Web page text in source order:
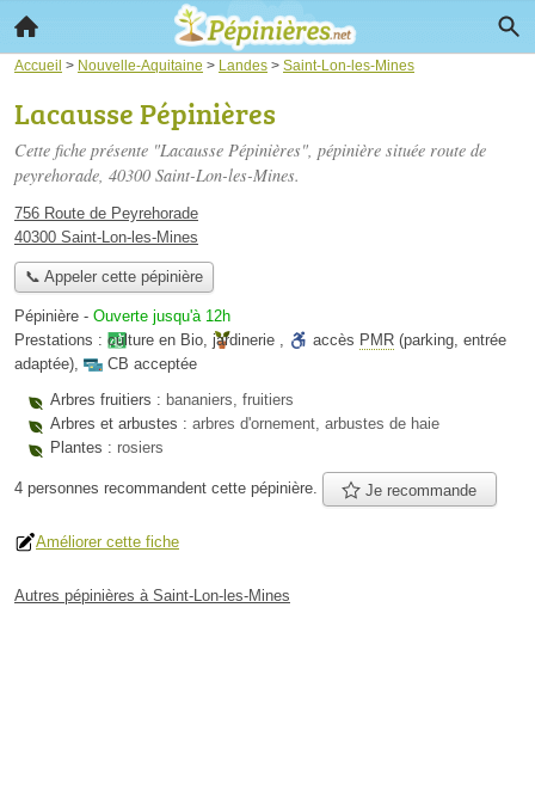
Accueil > Nouvelle-Aquitaine > Landes > Saint-Lon-les-Mines
Lacausse Pépinières
Cette fiche présente "Lacausse Pépinières", pépinière située route de
peyrehorade, 40300 Saint-Lon-les-Mines.
756 Route de Peyrehorade
40300 Saint-Lon-les-Mines
📞 Appeler cette pépinière
Pépinière - Ouverte jusqu'à 12h
Prestations : culture en Bio, jardinerie , accès PMR (parking, entrée
adaptée),
CB acceptée
Arbres fruitiers : bananiers, fruitiers
Arbres et arbustes : arbres d'ornement, arbustes de haie
Plantes : rosiers
4 personnes recommandent cette pépinière. Je recommande
Améliorer cette fiche
Autres pépinières à Saint-Lon-les-Mines